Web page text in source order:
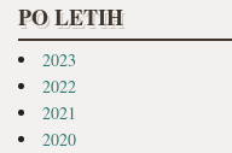
PO LETIH
2023
2022
2021
2020